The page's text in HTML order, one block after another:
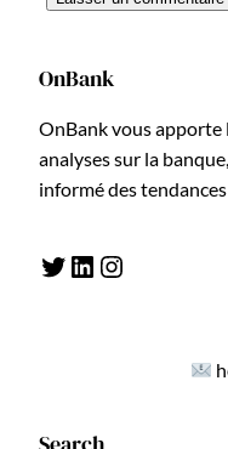
OnBank
OnBank vous apporte
analyses sur la
informé des
Twitter LinkedIn Instagram